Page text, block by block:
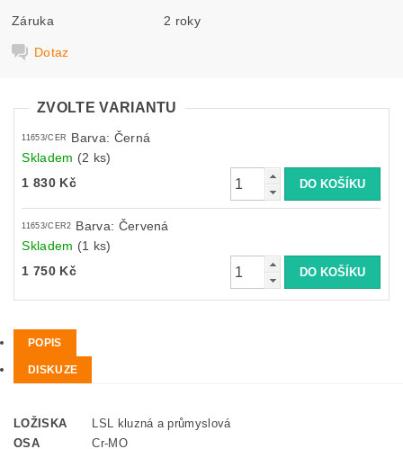
Záruka 2 roky
Dotaz
ZVOLTE VARIANTU
11653/CER
Barva: Černá
Skladem (2 ks)
1 830 Kč
11653/CER2 Barva: Červená
Skladem (1 ks)
1 750 Kč
POPIS
DISKUZE
LOŽISKA
LSL kluzná a průmyslová
OSA
Cr-MO